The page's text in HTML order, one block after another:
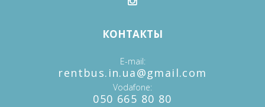
КОНТАКТЫ
E-mail
‎rentbus.in.ua@gmail.com
Vodafone
‎‎050 665 80 80